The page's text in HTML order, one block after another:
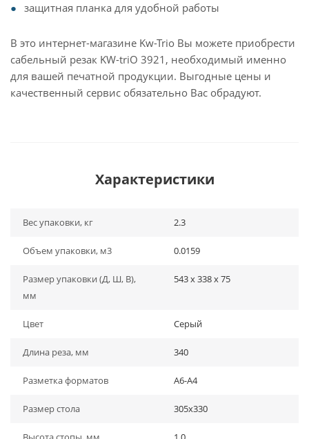
защитная планка для удобной работы
В это интернет-магазине Kw-Trio Вы можете приобрести
сабельный резак KW-triO 3921, необходимый именно
для вашей печатной продукции. Выгодные цены и
качественный сервис обязательно Вас обрадуют.
Характеристики
Вес упаковки, кг 2.3
Объем упаковки, м3 0.0159
Размер упаковки (Д, Ш, В),
мм
543 x 338 x 75
Цвет Серый
Длина реза, мм 340
Разметка форматов А6-А4
Размер стола 305х330